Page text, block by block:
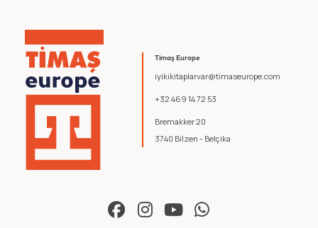
Timaş Europe
iyikikitaplarvar@timaseurope.com
+32 469 14 72 53
Bremakker 20
3740 Bilzen - Belçika